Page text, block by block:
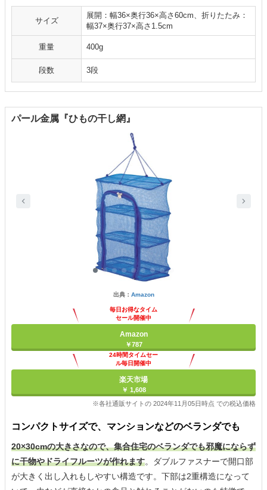
サイズ
展開：幅36×奥行36×高さ60cm、折りたたみ：
幅37×奥行37×高さ1.5cm
重量 400g
段数 3段
パール金属『ひもの干し網』
出典： Amazon
毎日お得なタイム
セール開催中
Amazon
￥787
24時間タイムセー
ル毎日開催中
楽天市場
￥ 1,608
※各社通販サイトの 2024年11月05日時点 での税込価格
コンパクトサイズで、マンションなどのベランダでも
20×30cmの大きさなので、集合住宅のベランダでも邪魔にならず
に干物やドライフルーツが作れます。ダブルファスナーで開口部
が大きく出し入れもしやすい構造です。下部は2重構造になって